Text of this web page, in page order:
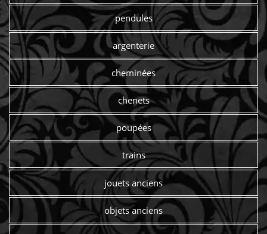
pendules
argenterie
cheminées
chenets
poupées
trains
jouets anciens
objets anciens